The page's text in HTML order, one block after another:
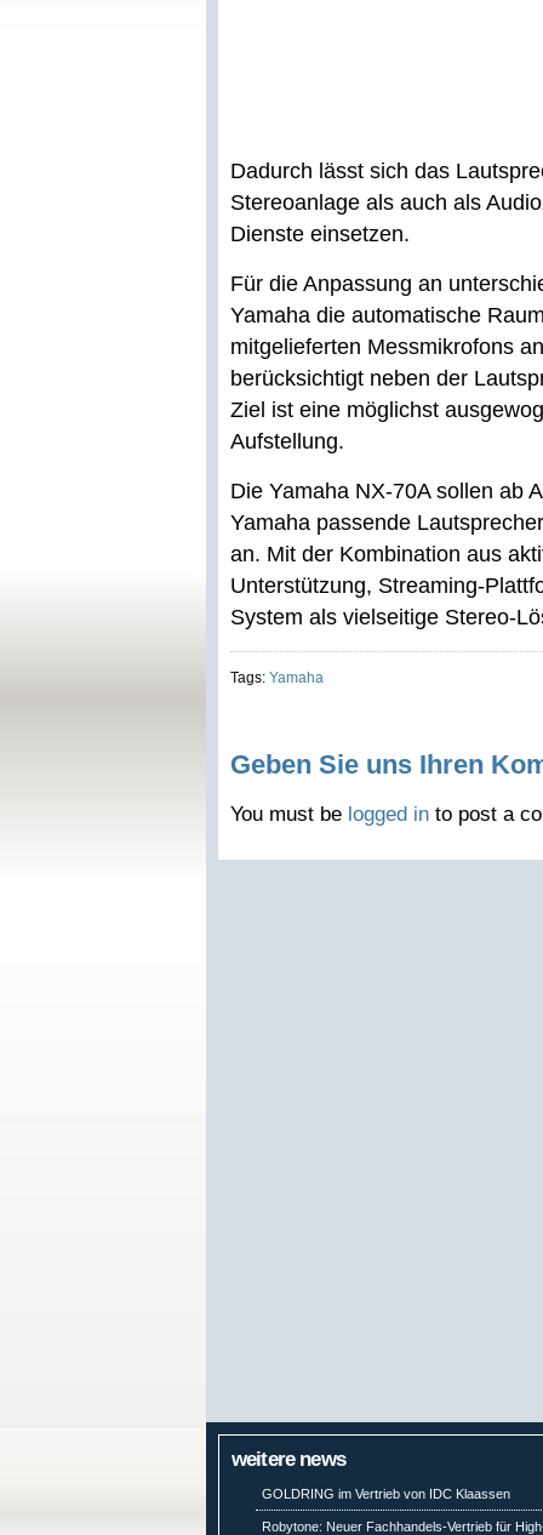
Dadurch lässt sich das
Stereoanlage als auch als
Dienste einsetzen.
Für die Anpassung an
Yamaha die automatische
mitgelieferten Messmikrofons
berücksichtigt neben der
Ziel ist eine möglichst
Aufstellung.
Die Yamaha NX-70A sollen ab
Yamaha passende
an. Mit der Kombination aus
Unterstützung, Streaming-
System als vielseitige Stereo-
Tags: Yamaha
Geben Sie uns Ihren
You must be logged in to post a
weitere news
GOLDRING im Vertrieb von IDC Klaassen
Robytone: Neuer Fachhandels-Vertrieb für